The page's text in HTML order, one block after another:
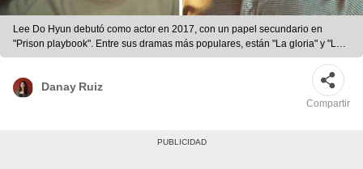
Lee Do Hyun debutó como actor en 2017, con un papel secundario en
"Prison playbook". Entre sus dramas más populares, están "La gloria" y "La
buena mala madre". Foto: composición Naver
Danay Ruiz
Compartir